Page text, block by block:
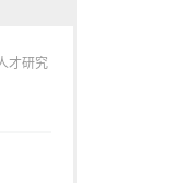
才研究